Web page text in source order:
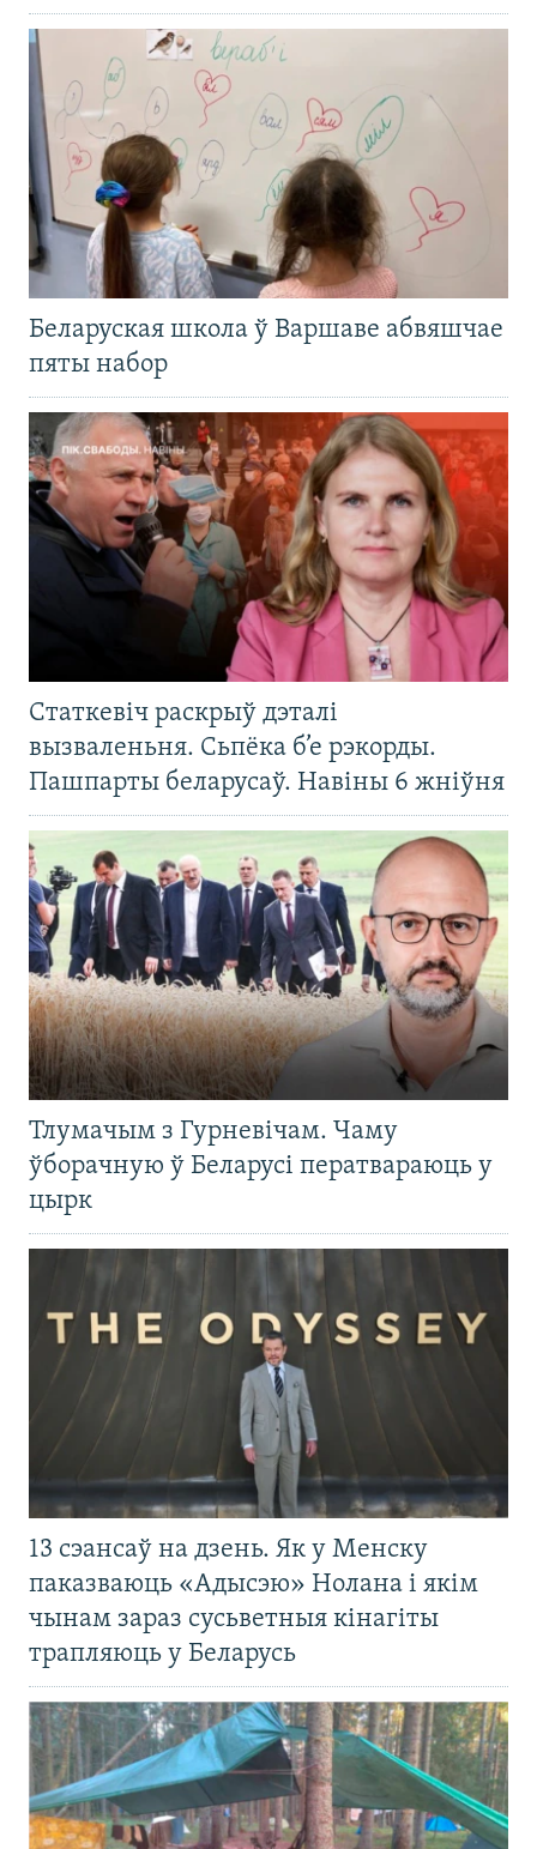
Беларуская школа ў Варшаве абвяшчае
пяты набор
Статкевіч раскрыў дэталі
вызваленьня. Сьпёка б’е рэкорды.
Пашпарты беларусаў. Навіны 6 жніўня
Тлумачым з Гурневічам. Чаму
ўборачную ў Беларусі ператвараюць у
цырк
13 сэансаў на дзень. Як у Менску
паказваюць «Адысэю» Нолана і якім
чынам зараз сусьветныя кінагіты
трапляюць у Беларусь